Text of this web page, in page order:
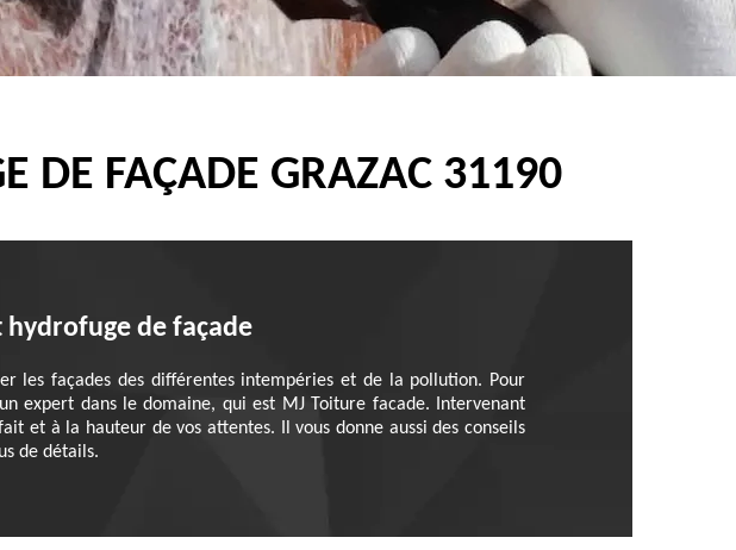
DE FAÇADE GRAZAC 31190
de façade
les façades des différentes intempéries et de la pollution. Pour
expert dans le domaine, qui est MJ Toiture facade. Intervenant
et à la hauteur de vos attentes. Il vous donne aussi des conseils
de détails.